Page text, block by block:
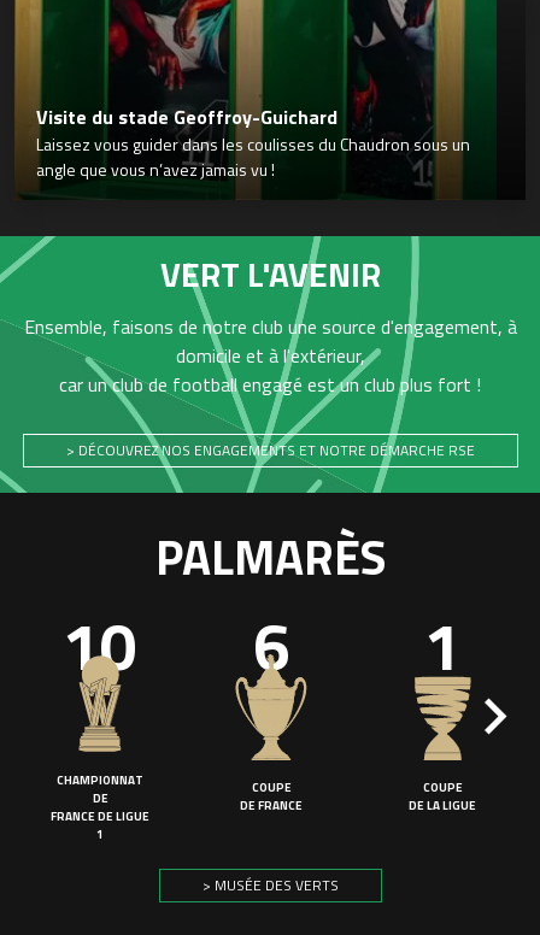
Visite du stade Geoffroy-Guichard
Laissez vous guider dans les coulisses du Chaudron sous un
angle que vous n’avez jamais vu !
VERT L'AVENIR
Ensemble, faisons de notre club une source d'engagement, à
domicile et à l'extérieur,
car un club de football engagé est un club plus fort !
> DÉCOUVREZ NOS ENGAGEMENTS ET NOTRE DÉMARCHE RSE
PALMARÈS
10
CHAMPIONNAT
DE
FRANCE DE LIGUE
1
6
COUPE
DE FRANCE
1
COUPE
DE LA LIGUE
> MUSÉE DES VERTS